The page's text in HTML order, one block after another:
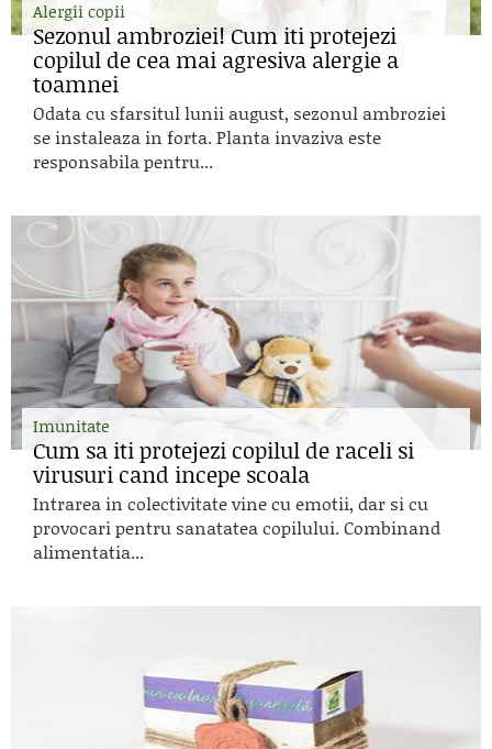
Alergii copii
Sezonul ambroziei! Cum iti protejezi
copilul de cea mai agresiva alergie a
toamnei
Odata cu sfarsitul lunii august, sezonul ambroziei
se instaleaza in forta. Planta invaziva este
responsabila pentru...
Imunitate
Cum sa iti protejezi copilul de raceli si
virusuri cand incepe scoala
Intrarea in colectivitate vine cu emotii, dar si cu
provocari pentru sanatatea copilului. Combinand
alimentatia...